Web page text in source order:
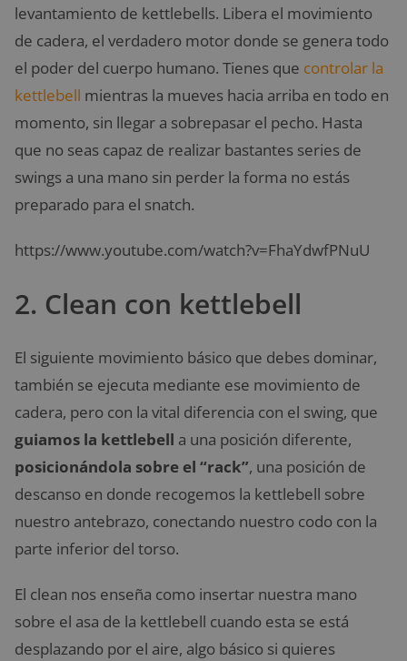
levantamiento de kettlebells. Libera el movimiento
de cadera, el verdadero motor donde se genera todo
el poder del cuerpo humano. Tienes que controlar la
kettlebell mientras la mueves hacia arriba en todo en
momento, sin llegar a sobrepasar el pecho. Hasta
que no seas capaz de realizar bastantes series de
swings a una mano sin perder la forma no estás
preparado para el snatch.
https://www.youtube.com/watch?v=FhaYdwfPNuU
2. Clean con kettlebell
El siguiente movimiento básico que debes dominar,
también se ejecuta mediante ese movimiento de
cadera, pero con la vital diferencia con el swing, que
guiamos la kettlebell a una posición diferente,
posicionándola sobre el “rack”, una posición de
descanso en donde recogemos la kettlebell sobre
nuestro antebrazo, conectando nuestro codo con la
parte inferior del torso.
El clean nos enseña como insertar nuestra mano
sobre el asa de la kettlebell cuando esta se está
desplazando por el aire, algo básico si quieres